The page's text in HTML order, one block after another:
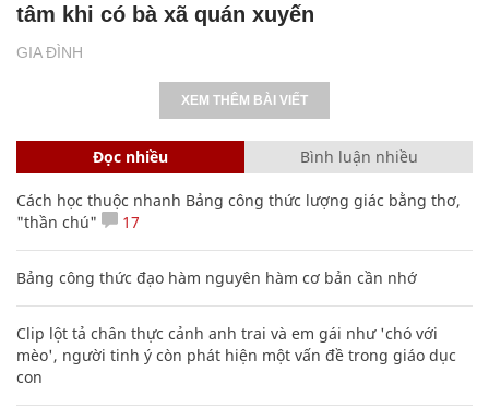
GIA ĐÌNH
tâm khi có bà xã quán xuyến
XEM THÊM BÀI VIẾT
Đọc nhiều Bình luận nhiều
Cách học thuộc nhanh Bảng công thức lượng giác bằng thơ,
"thần chú"
17
Bảng công thức đạo hàm nguyên hàm cơ bản cần nhớ
Clip lột tả chân thực cảnh anh trai và em gái như 'chó với
mèo', người tinh ý còn phát hiện một vấn đề trong giáo dục
con